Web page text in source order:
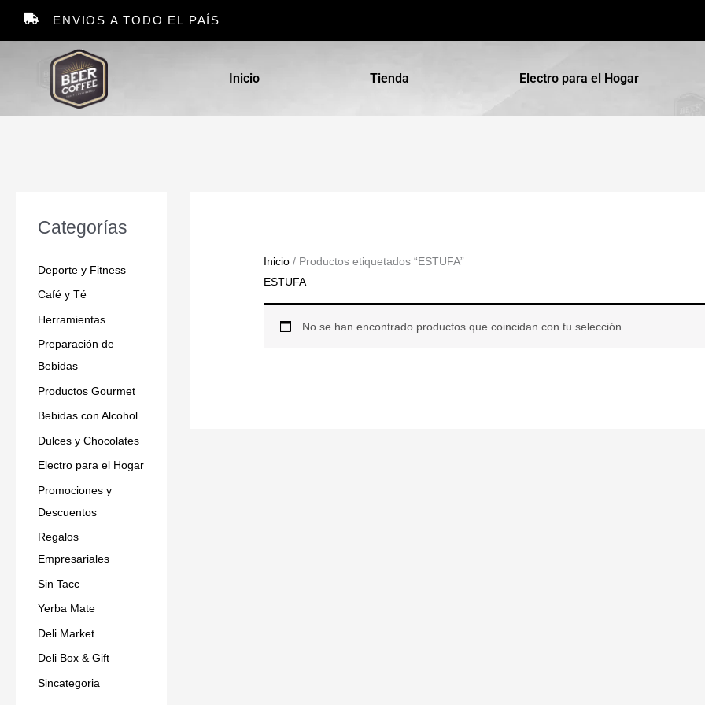
ENVIOS A TODO EL PAÍS
Inicio Tienda Electro para el Hogar
Categorías
Deporte y Fitness
Café y Té
Herramientas
Preparación de
Bebidas
Productos Gourmet
Bebidas con Alcohol
Dulces y Chocolates
Electro para el Hogar
Promociones y
Descuentos
Regalos
Empresariales
Sin Tacc
Yerba Mate
Deli Market
Deli Box & Gift
Sincategoria
Inicio / Productos etiquetados “ESTUFA”
ESTUFA
No se han encontrado productos que coincidan con tu selección.